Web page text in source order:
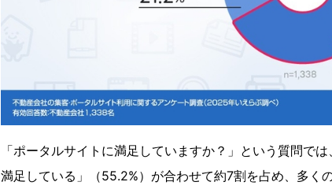
「ポータルサイトに満足していますか？」という質問で
満足している」（55.2%）が合わせて約7割を占め、多く